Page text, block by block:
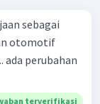
sebagai
otomotif
terverifikasi